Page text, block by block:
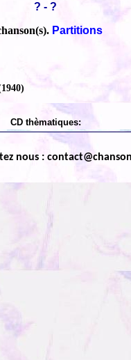
? - ?
Partitions
CD thèmatiques:
nous :